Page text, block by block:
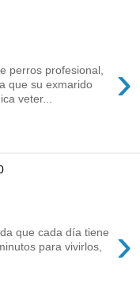
›
perros profesional,
que su exmarido
veter...
›
que cada día tiene
para vivirlos,